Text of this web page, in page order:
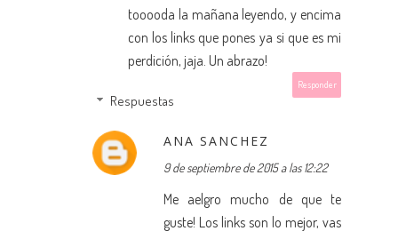
tooooda la mañana leyendo, y encima
con los links que pones ya si que es mi
perdición, jaja. Un abrazo!
Responder
Respuestas
ANA SANCHEZ
9 de septiembre de 2015 a las 12:22
Me aelgro mucho de que te
guste! Los links son lo mejor, vas